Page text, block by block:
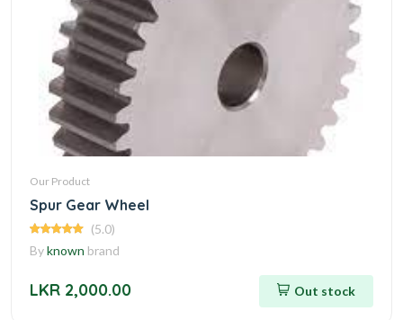
Our Product
Spur Gear Wheel
(5.0)
Byknown brand
LKR 2,000.00 Out stock